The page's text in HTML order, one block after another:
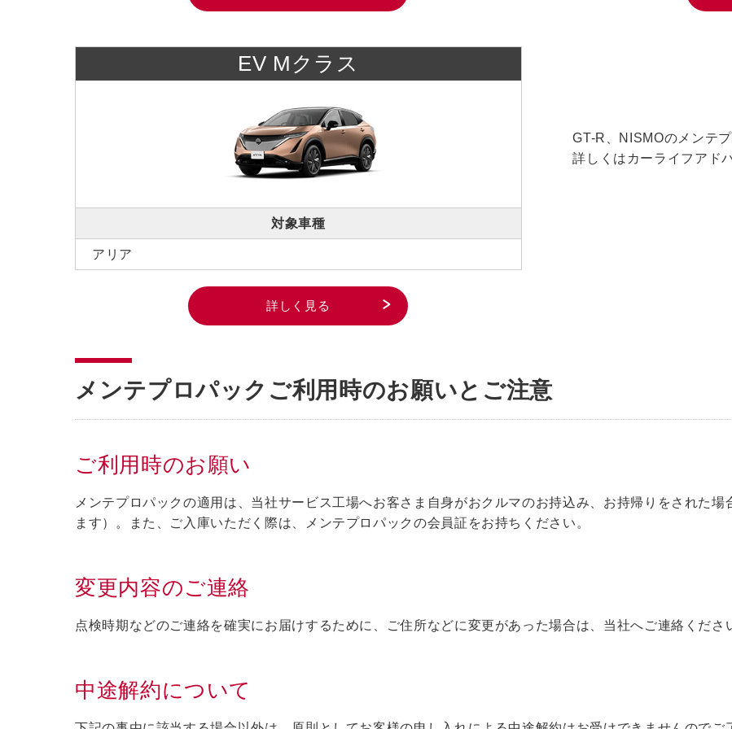
EV Mクラス
対象車種
アリア
詳しく見る
GT-R、NISMOのメンテ
詳しくはカーライフアド
メンテプロパックご利用時のお願いとご注意
ご利用時のお願い
メンテプロパックの適用は、当社サービス工場へお客さま自身がおクルマのお持込み、お持帰りをされた
ます）。また、ご入庫いただく際は、メンテプロパックの会員証をお持ちください。
変更内容のご連絡
点検時期などのご連絡を確実にお届けするために、ご住所などに変更があった場合は、当社へご連絡くださ
中途解約について